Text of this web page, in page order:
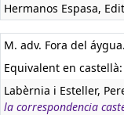
Hermanos Espasa,
M. adv. Fora del áygua.
Equivalent en castellà:
Labèrnia i Esteller,
la correspondencia